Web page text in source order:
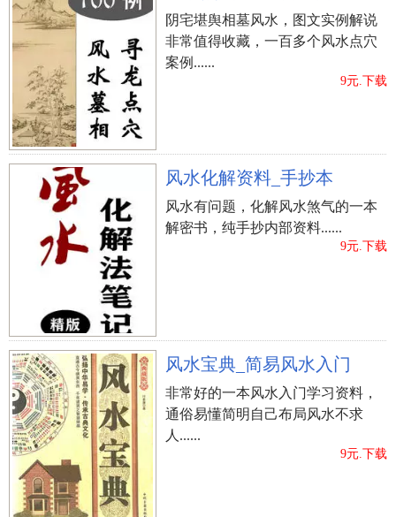
完全正对就可以。 书房门风水讲究----书房门正对客
厅不好 书房门正对着客厅，一进客厅就可以直接看
到书房的情景，容易形成穿堂煞，对家庭成员的健
康不利同时还会影响主人的财运，运气时好时坏是
非常不利的。同时客厅家居布置是家人聊天会客的
地方，书房是学习、工作的地方，需要安静，容易
引起书房里人的注意力，不利用静下心来学习、工
作。 书房门风水讲究----书房门正对大门的化解方法
书房门正对着大门的，有条件的可以把书房房门款
式重新装修向左或者是向右移动一下，不要正对着
就可以，但是重新移动书房门，比较麻烦;最好的方
法是设置一个家具屏风等，或者是在书房门那里设
置一个不透光的玄关来化解。 书房门风水讲究----书
房门正对客厅的化解方法 书房门正对客厅同样是可
以选择把书房门重新装修向左，或者是向右移动。
如果主人觉得麻烦，可以设置一个不透光的玄关，
或者是在大门入口安放一尊九转乾坤鼎挂件摆件或
者是七星阵;也可以是在房间内安装“铜大象”或“铜蟾
象”头朝向房门位置。 最后书房的摆设，要合乎风
水中的“四象”布局原则： 风水中的“四象”布局原
则，是指“左青龙，右白虎，前朱雀，后玄武”。书
阴宅堪舆相墓风水，图文实例解说
非常值得收藏，一百多个风水点穴
案例......
9元.下载
风水化解资料_手抄本
风水有问题，化解风水煞气的一本
解密书，纯手抄内部资料......
9元.下载
风水宝典_简易风水入门
非常好的一本风水入门学习资料，
通俗易懂简明自己布局风水不求
人......
9元.下载